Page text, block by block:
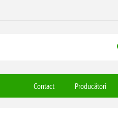
Contact Producători